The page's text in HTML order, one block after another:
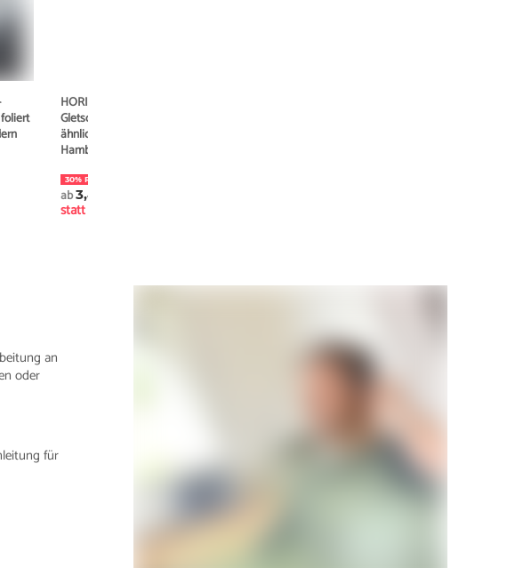
HORI MDF-Kern Sockelleiste
Gletscherweiß Grundierfolie
ähnlich RAL 9016
Hamburger Profil
30% Rabatt
ab3,49 €
statt
an
oder
für